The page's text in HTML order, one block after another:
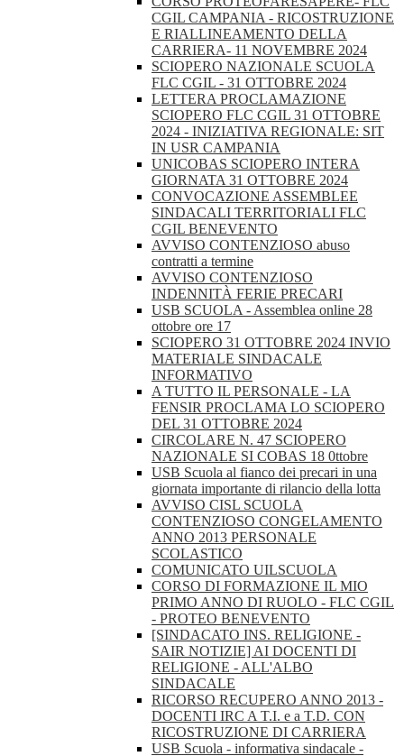
CGIL CAMPANIA - RICOSTRUZIONE
E RIALLINEAMENTO DELLA
CARRIERA- 11 NOVEMBRE 2024
SCIOPERO NAZIONALE SCUOLA
FLC CGIL - 31 OTTOBRE 2024
LETTERA PROCLAMAZIONE
SCIOPERO FLC CGIL 31 OTTOBRE
2024 - INIZIATIVA REGIONALE: SIT
IN USR CAMPANIA
UNICOBAS SCIOPERO INTERA
GIORNATA 31 OTTOBRE 2024
CONVOCAZIONE ASSEMBLEE
SINDACALI TERRITORIALI FLC
CGIL BENEVENTO
AVVISO CONTENZIOSO abuso
contratti a termine
AVVISO CONTENZIOSO
INDENNITÀ FERIE PRECARI
USB SCUOLA - Assemblea online 28
ottobre ore 17
SCIOPERO 31 OTTOBRE 2024 INVIO
MATERIALE SINDACALE
INFORMATIVO
A TUTTO IL PERSONALE - LA
FENSIR PROCLAMA LO SCIOPERO
DEL 31 OTTOBRE 2024
CIRCOLARE N. 47 SCIOPERO
NAZIONALE SI COBAS 18 0ttobre
USB Scuola al fianco dei precari in una
giornata importante di rilancio della lotta
AVVISO CISL SCUOLA
CONTENZIOSO CONGELAMENTO
ANNO 2013 PERSONALE
SCOLASTICO
COMUNICATO UILSCUOLA
CORSO DI FORMAZIONE IL MIO
PRIMO ANNO DI RUOLO - FLC CGIL
- PROTEO BENEVENTO
[SINDACATO INS. RELIGIONE -
SAIR NOTIZIE] AI DOCENTI DI
RELIGIONE - ALL'ALBO
SINDACALE
RICORSO RECUPERO ANNO 2013 -
DOCENTI IRC A T.I. e a T.D. CON
RICOSTRUZIONE DI CARRIERA
USB Scuola - informativa sindacale -